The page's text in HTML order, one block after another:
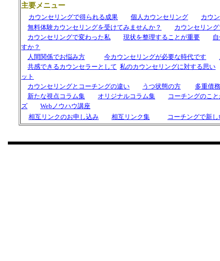
主要メニュー
カウンセリングで得られる成果 個人カウンセリング
カウ
無料体験カウンセリングを受けてみませんか？
カウンセリン
カウンセリングで変わった私
現状を整理することが重要
すか？
人間関係でお悩み方
今カウンセリングが必要な時代です
共感できるカウンセラーとして 私のカウンセリングに対する思い
ット
カウンセリングと コーチングの違い うつ状態の方
多重債
新たな視点コラム集
オリジナルコラム集
コーチングのこ
ズ
Webノウハウ講座
相互リンクのお申し込み
相互リンク集 コーチングで新